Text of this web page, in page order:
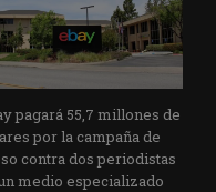
pagará 55,7 millones de
por la campaña de
contra dos periodistas
medio especializado